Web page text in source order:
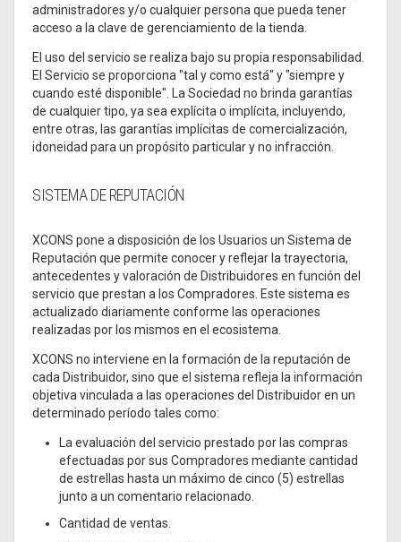
administradores y/o cualquier persona que pueda tener
acceso a la clave de gerenciamiento de la tienda.
El uso del servicio se realiza bajo su propia responsabilidad.
El Servicio se proporciona "tal y como está" y "siempre y
cuando esté disponible". La Sociedad no brinda garantías
de cualquier tipo, ya sea explícita o implícita, incluyendo,
entre otras, las garantías implícitas de comercialización,
idoneidad para un propósito particular y no infracción.
SISTEMA DE REPUTACIÓN
XCONS pone a disposición de los Usuarios un Sistema de
Reputación que permite conocer y reflejar la trayectoria,
antecedentes y valoración de Distribuidores en función del
servicio que prestan a los Compradores. Este sistema es
actualizado diariamente conforme las operaciones
realizadas por los mismos en el ecosistema.
XCONS no interviene en la formación de la reputación de
cada Distribuidor, sino que el sistema refleja la información
objetiva vinculada a las operaciones del Distribuidor en un
determinado período tales como:
La evaluación del servicio prestado por las compras
efectuadas por sus Compradores mediante cantidad
de estrellas hasta un máximo de cinco (5) estrellas
junto a un comentario relacionado.
Cantidad de ventas.